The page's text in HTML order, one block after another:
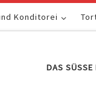
Konditorei
DAS SÜSSE